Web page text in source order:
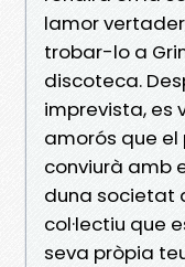
lamor
trobar-lo a
discoteca.
imprevista, es
amorós que el
conviurà amb
duna societat
col·lectiu que
seva pròpia